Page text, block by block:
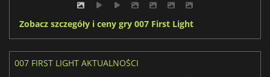
Zobacz szczegóły i ceny gry 007 First Light
007 FIRST LIGHT AKTUALNOŚCI